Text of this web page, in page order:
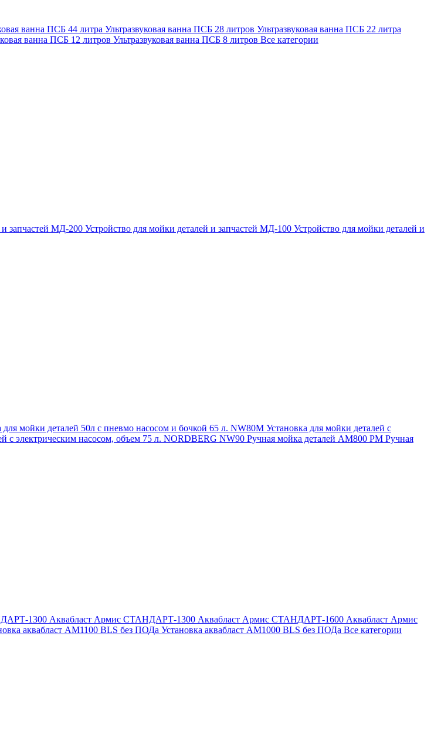
ванна ПСБ 44 литра Ультразвуковая ванна ПСБ 28 литров Ультразвуковая ванна ПСБ 22 литра
ванна ПСБ 12 литров Ультразвуковая ванна ПСБ 8 литров Все категории
и запчастей МД-200 Устройство для мойки деталей и запчастей МД-100 Устройство для мойки деталей и
для мойки деталей 50л с пневмо насосом и бочкой 65 л. NW80M Установка для мойки деталей с
с электрическим насосом, объем 75 л. NORDBERG NW90 Ручная мойка деталей АМ800 РМ Ручная
1300 Аквабласт Армис СТАНДАРТ-1300 Аквабласт Армис СТАНДАРТ-1600 Аквабласт Армис
аквабласт AM1100 BLS без ПОДа Установка аквабласт AM1000 BLS без ПОДа Все категории